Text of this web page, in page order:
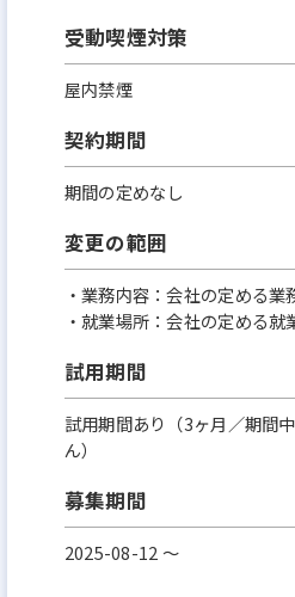
受動喫煙対策
屋内禁煙
契約期間
期間の定めなし
変更の範囲
・業務内容：会社の定める業
・就業場所：会社の定める就
試用期間
試用期間あり（3ヶ月／期間
ん）
募集期間
2025-08-12 〜